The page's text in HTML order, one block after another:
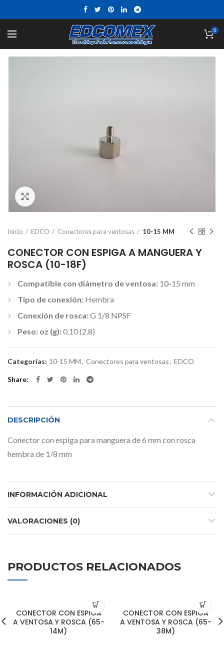
0
Inicio EDCO Conectores para ventosas 10-15 MM
CONECTOR CON ESPIGA A MANGUERA Y
ROSCA (10-18F)
Compatible con diámetro de ventosa: 10-15 mm
Tipo de conexión: Hembra
Conexión de rosca:G 1/8 NPSF
Peso: oz (g):0.10 (2.8)
Categorías: 10-15 MM, Conectores para ventosas, EDCO
Share
DESCRIPCIÓN
Conector con espiga para manguera de 6 mm con rosca
hembra de 1/8 mm
INFORMACIÓN ADICIONAL
VALORACIONES (0)
PRODUCTOS RELACIONADOS
CONECTOR CON ESPIGA
A VENTOSA Y ROSCA (65-
14M)
CONECTOR CON ESPIGA
A VENTOSA Y ROSCA (65-
38M)